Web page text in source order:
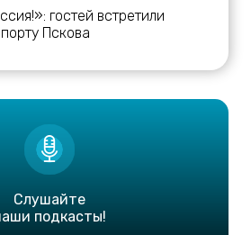
гостей встретили
Пскова
Слушайте
подкасты!